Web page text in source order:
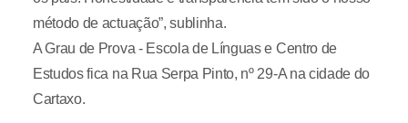
método de actuação”, sublinha.
A Grau de Prova - Escola de Línguas e Centro de
Estudos fica na Rua Serpa Pinto, nº 29-A na cidade do
Cartaxo.